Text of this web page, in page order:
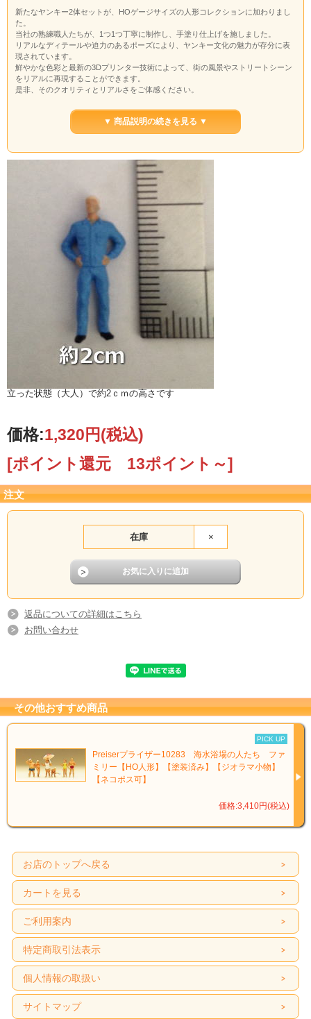
新たなヤンキー2体セットが、HOゲージサイズの人形コレクションに加わりまし
た。
当社の熟練職人たちが、1つ1つ丁寧に制作し、手塗り仕上げを施しました。
リアルなディテールや迫力のあるポーズにより、ヤンキー文化の魅力が存分に表
現されています。
鮮やかな色彩と最新の3Dプリンター技術によって、街の風景やストリートシーン
をリアルに再現することができます。
是非、そのクオリティとリアルさをご体感ください。
▼ 商品説明の続きを見る ▼
立った状態（大人）で約2ｃｍの高さです
価格:1,320円(税込)
[ポイント還元 13ポイント～]
注文
在庫 ×
返品についての詳細はこちら
お問い合わせ
その他おすすめ商品
PICK UP
Preiserプライザー10283 海水浴場の人たち ファ
ミリー【HO人形】【塗装済み】【ジオラマ小物】
【ネコポス可】
価格:3,410円(税込)
お店のトップへ戻る
カートを見る
ご利用案内
特定商取引法表示
個人情報の取扱い
サイトマップ